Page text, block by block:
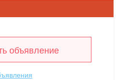
объявление